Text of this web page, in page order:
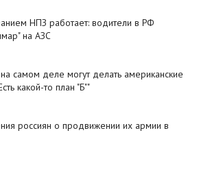
НПЗ работает: водители в РФ
на АЗС
самом деле могут делать американские
какой-то план "Б""
россиян о продвижении их армии в